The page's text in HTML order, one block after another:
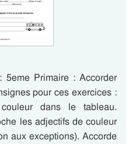
5eme Primaire : Accorder
pour ces exercices :
dans le tableau.
les adjectifs de couleur
aux exceptions). Accorde